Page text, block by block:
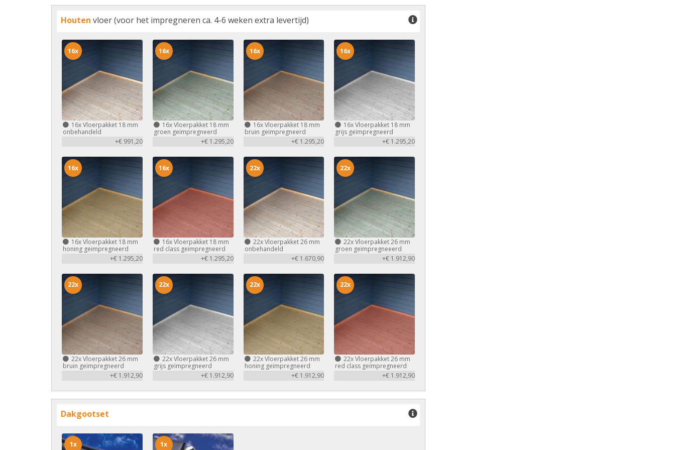
Houten vloer (voor het impregneren ca. 4-6 weken extra levertijd)
16xVloerpakket 18 mm
onbehandeld
+€ 991,20
16x
16xVloerpakket 18 mm
groen geïmpregneerd
+€ 1.295,20
16x
16xVloerpakket 18 mm
bruin geïmpregneerd
+€ 1.295,20
16x
16xVloerpakket 18 mm
grijs geïmpregneerd
+€ 1.295,20
16x
16xVloerpakket 18 mm
honing geïmpregneerd
+€ 1.295,20
16x
16xVloerpakket 18 mm
red class geïmpregneerd
+€ 1.295,20
16x
22xVloerpakket 26 mm
onbehandeld
+€ 1.670,90
22x
22xVloerpakket 26 mm
groen geïmpregneeerd
+€ 1.912,90
22x
22xVloerpakket 26 mm
bruin geïmpregneerd
+€ 1.912,90
22x
22xVloerpakket 26 mm
grijs geïmpregneerd
+€ 1.912,90
22x
22xVloerpakket 26 mm
honing geïmpregneerd
+€ 1.912,90
22x
22xVloerpakket 26 mm
red class geïmpregneerd
+€ 1.912,90
22x
Dakgootset
1x 1x